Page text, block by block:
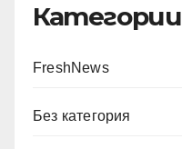
Категории
FreshNews
Без категория